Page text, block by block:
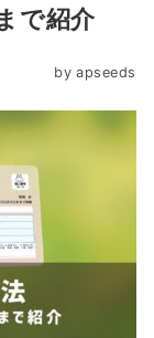
で紹介
by apseeds